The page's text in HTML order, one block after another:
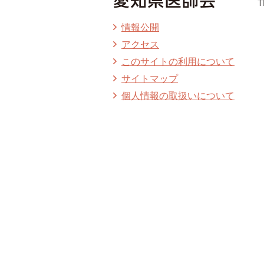
情報公開
アクセス
このサイトの利用について
サイトマップ
個人情報の取扱いについて